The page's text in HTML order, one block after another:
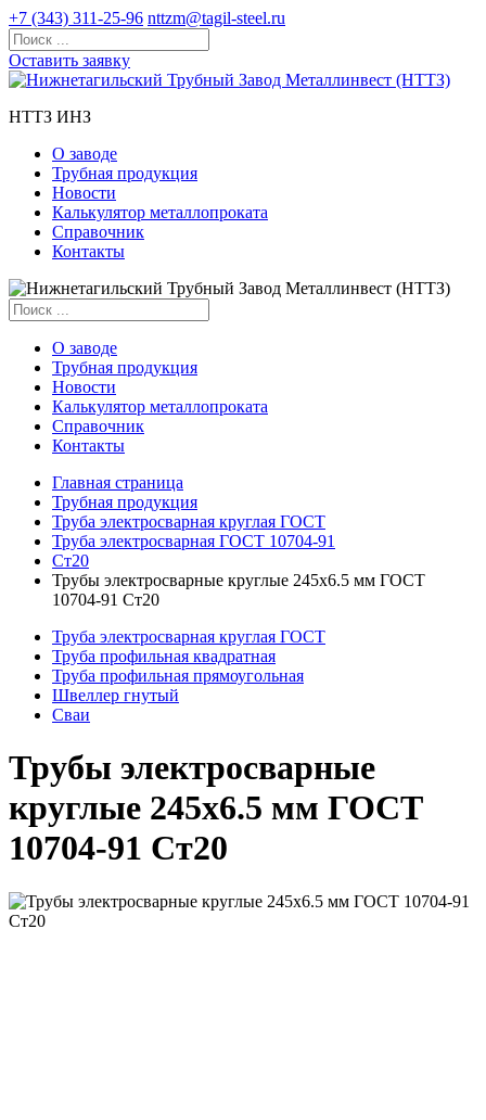
+7 (343) 311-25-96 nttzm@tagil-steel.ru
Оставить заявку
НТТЗ ИНЗ
О заводе
Трубная продукция
Новости
Калькулятор металлопроката
Справочник
Контакты
О заводе
Трубная продукция
Новости
Калькулятор металлопроката
Справочник
Контакты
Главная страница
Трубная продукция
Труба электросварная круглая ГОСТ
Труба электросварная ГОСТ 10704-91
Ст20
Трубы электросварные круглые 245x6.5 мм ГОСТ
10704-91 Ст20
Труба электросварная круглая ГОСТ
Труба профильная квадратная
Труба профильная прямоугольная
Швеллер гнутый
Сваи
Трубы электросварные
круглые 245x6.5 мм ГОСТ
10704-91 Ст20